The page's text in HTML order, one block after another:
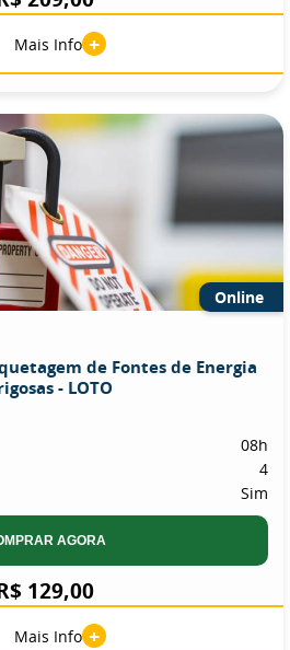
Mais Info +
Online
de Fontes de Energia
- LOTO
08h
4
Sim
AGORA
129,00
Mais Info +